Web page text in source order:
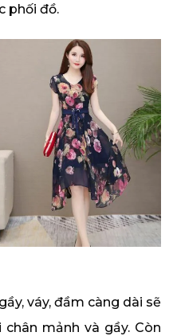
phối đồ.
váy, đầm càng dài sẽ
mảnh và gầy. Còn